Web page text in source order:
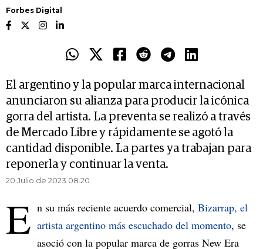
Forbes Digital
El argentino y la popular marca internacional
anunciaron su alianza para producir la icónica
gorra del artista. La preventa se realizó a través
de Mercado Libre y rápidamente se agotó la
cantidad disponible. La partes ya trabajan para
reponerla y continuar la venta.
20 Julio de 2023 08.20
E n su más reciente acuerdo comercial, Bizarrap, el
artista argentino más escuchado del momento, se
asoció con la popular marca de gorras New Era